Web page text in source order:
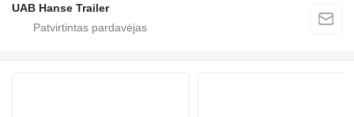
UAB Hanse Trailer